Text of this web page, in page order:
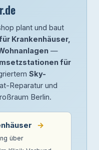
plant und baut
Krankenhäuser,
—
für
Sky-
Reparatur und
Berlin.
→
über